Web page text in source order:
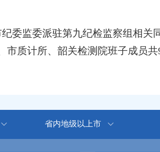
委监委派驻第九纪检监察组相
市质计所、韶关检测院班子成员共
省内地级以上市